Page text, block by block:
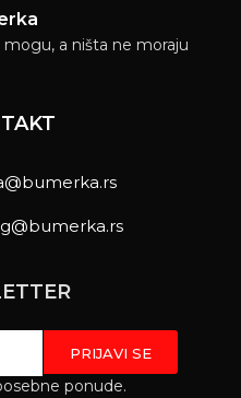
a ništa ne moraju
ponude.